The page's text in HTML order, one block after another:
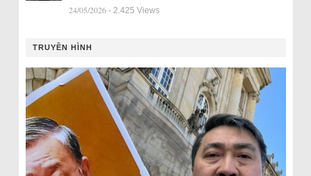
24/05/2026 - 2.425 Views
TRUYỀN HÌNH